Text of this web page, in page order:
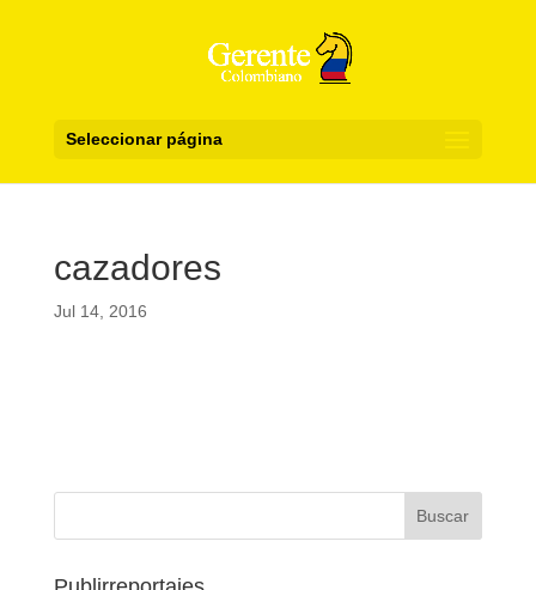
Seleccionar página
cazadores
Jul 14, 2016